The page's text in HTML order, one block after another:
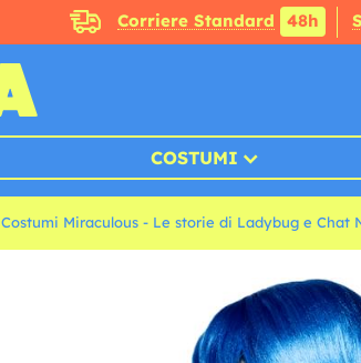
Corriere Standard 48h
COSTUMI
Costumi Miraculous - Le storie di Ladybug e Chat